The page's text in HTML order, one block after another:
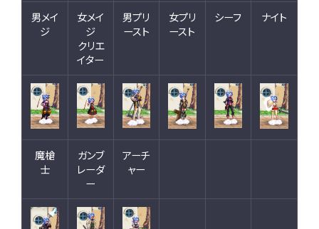
男メイ
ジ
女メイ
ジ
クリエ
イター
男プリ
ースト
女プリ
ースト
シーフ ナイト
魔槍
士
ガンブ
レーダ
ー
アーチ
ャー